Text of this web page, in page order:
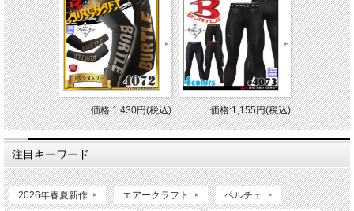
価格:1,430円(税込) 価格:1,155円(税込)
注目キーワード
2026年春夏新作 エアークラフト ペルチェ